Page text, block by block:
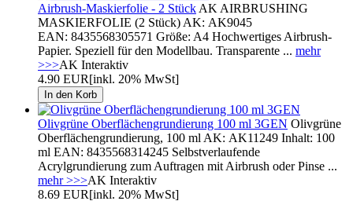
Airbrush-Maskierfolie - 2 Stück AK AIRBRUSHING
MASKIERFOLIE (2 Stück) AK: AK9045
EAN: 8435568305571 Größe: A4 Hochwertiges Airbrush-
Papier. Speziell für den Modellbau. Transparente ... mehr
>>>AK Interaktiv
4.90 EUR[inkl. 20% MwSt]
Olivgrüne Oberflächengrundierung 100 ml 3GEN Olivgrüne
Oberflächengrundierung, 100 ml AK: AK11249 Inhalt: 100
ml EAN: 8435568314245 Selbstverlaufende
Acrylgrundierung zum Auftragen mit Airbrush oder Pinse ...
mehr >>>AK Interaktiv
8.69 EUR[inkl. 20% MwSt]